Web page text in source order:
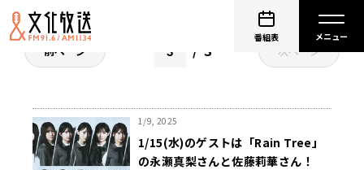
番組表
前ページ 3 次ページ
1/9, 2025
1/15(水)のゲストは「Rain Tree」
の永瀬真梨さんと佐藤莉華さん！